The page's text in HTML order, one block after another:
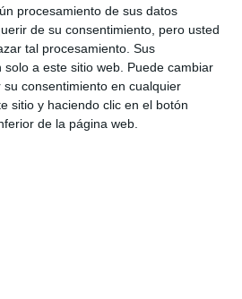
procesamiento de sus datos
de su consentimiento, pero usted
tal procesamiento. Sus
a este sitio web. Puede cambiar
consentimiento en cualquier
sitio y haciendo clic en el botón
de la página web.